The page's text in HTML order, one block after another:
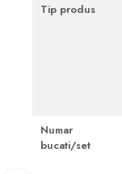
Tip produs
Numar
bucati/set